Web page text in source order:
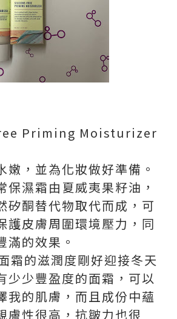
Priming Moisturizer
嫩，並為化妝做好準備。
保濕霜由夏威夷果籽油，
矽酮替代物取代而成，可
護皮膚周圍環境壓力，同
滿的效果。
霜的滋潤度剛好迎接冬天
少少豐盈度的面霜，可以
我的肌膚，而且成份中蘊
膚性很高，抗皺力也很